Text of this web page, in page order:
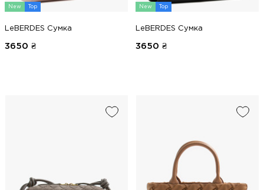
New Top
LeBERDES Сумка
3650 ₴
New Top
LeBERDES Сумка
3650 ₴